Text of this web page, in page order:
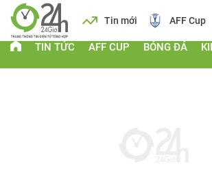
Lịch Tin mới AFF Cup
TIN TỨC AFF CUP BÓNG ĐÁ